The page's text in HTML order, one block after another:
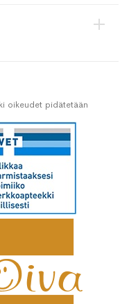
oikeudet pidätetään